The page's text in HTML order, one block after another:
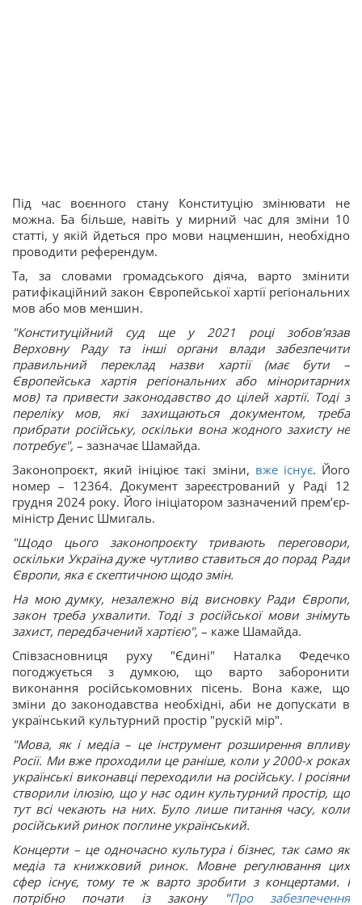
Під час воєнного стану Конституцію змінювати не
можна. Ба більше, навіть у мирний час для зміни 10
статті, у якій йдеться про мови нацменшин, необхідно
проводити референдум.
Та, за словами громадського діяча, варто змінити
ратифікаційний закон Європейської хартії регіональних
мов або мов меншин.
"Конституційний суд ще у 2021 році зобов’язав
Верховну Раду та інші органи влади забезпечити
правильний переклад назви хартії (має бути –
Європейська хартія регіональних або міноритарних
мов) та привести законодавство до цілей хартії. Тоді з
переліку мов, які захищаються документом, треба
прибрати російську, оскільки вона жодного захисту не
потребує", – зазначає Шамайда.
Законопроєкт, який ініціює такі зміни, вже існує. Його
номер – 12364. Документ зареєстрований у Раді 12
грудня 2024 року. Його ініціатором зазначений прем’єр-
міністр Денис Шмигаль.
"Щодо цього законопроєкту тривають переговори,
оскільки Україна дуже чутливо ставиться до порад Ради
Європи, яка є скептичною щодо змін.
На мою думку, незалежно від висновку Ради Європи,
закон треба ухвалити. Тоді з російської мови знімуть
захист, передбачений хартією", – каже Шамайда.
Співзасновниця руху "Єдині" Наталка Федечко
погоджується з думкою, що варто заборонити
виконання російськомовних пісень. Вона каже, що
зміни до законодавства необхідні, аби не допускати в
український культурний простір "рускій мір".
"Мова, як і медіа – це інструмент розширення впливу
Росії. Ми вже проходили це раніше, коли у 2000-х роках
українські виконавці переходили на російську. І росіяни
створили ілюзію, що у нас один культурний простір, що
тут всі чекають на них. Було лише питання часу, коли
російський ринок поглине український.
Концерти – це одночасно культура і бізнес, так само як
медіа та книжковий ринок. Мовне регулювання цих
сфер існує, тому те ж варто зробити з концертами. І
потрібно почати із закону "Про забезпечення